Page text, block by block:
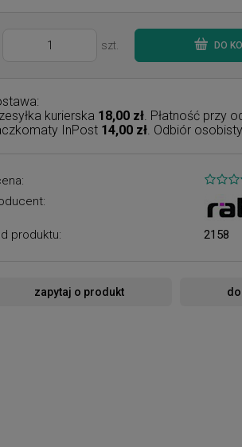
szt. DO
kurierska 18,00 zł. Płatność przy
InPost 14,00 zł. Odbiór osobisty
produktu: 2158
zapytaj o produkt